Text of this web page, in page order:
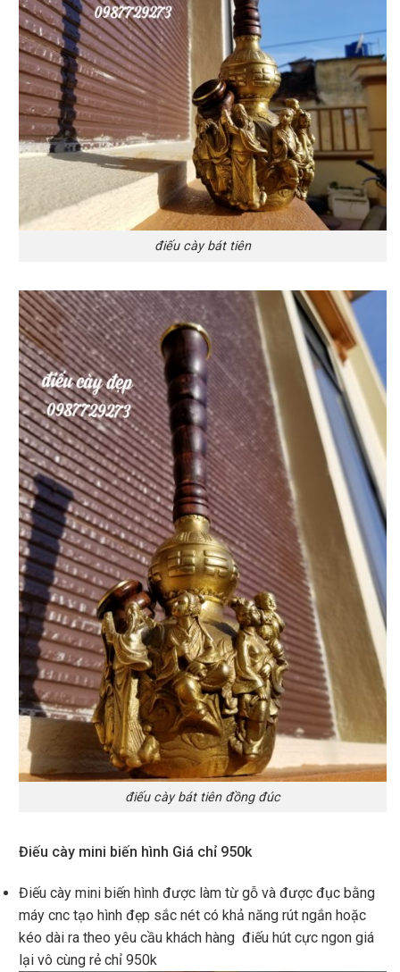
điếu cày bát tiên
điếu cày bát tiên đồng đúc
Điếu cày mini biến hình Giá chỉ 950k
Điếu cày mini biến hình được làm từ gỗ và được đục bằng
máy cnc tạo hình đẹp sắc nét có khả năng rút ngắn hoặc
kéo dài ra theo yêu cầu khách hàng điếu hút cực ngon giá
lại vô cùng rẻ chỉ 950k